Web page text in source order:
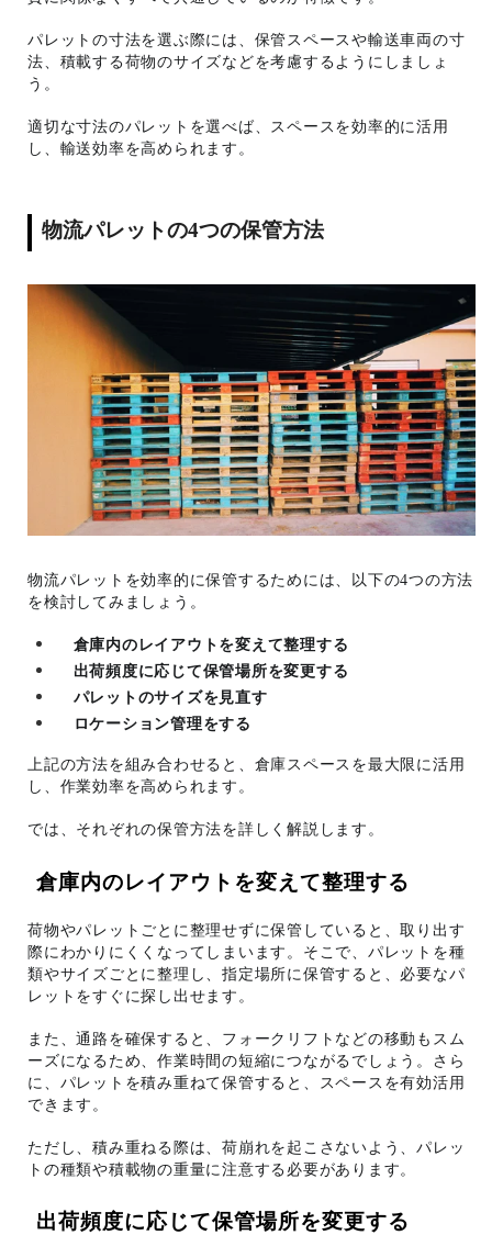
パレットの寸法を選ぶ際には、保管スペースや輸送車両の寸
法、積載する荷物のサイズなどを考慮するようにしましょ
う。
適切な寸法のパレットを選べば、スペースを効率的に活用
し、輸送効率を高められます。
物流パレットの4つの保管方法
物流パレットを効率的に保管するためには、以下の4つの方法
を検討してみましょう。
倉庫内のレイアウトを変えて整理する
出荷頻度に応じて保管場所を変更する
パレットのサイズを見直す
ロケーション管理をする
上記の方法を組み合わせると、倉庫スペースを最大限に活用
し、作業効率を高められます。
では、それぞれの保管方法を詳しく解説します。
倉庫内のレイアウトを変えて整理する
荷物やパレットごとに整理せずに保管していると、取り出す
際にわかりにくくなってしまいます。そこで、パレットを種
類やサイズごとに整理し、指定場所に保管すると、必要なパ
レットをすぐに探し出せます。
また、通路を確保すると、フォークリフトなどの移動もスム
ーズになるため、作業時間の短縮につながるでしょう。さら
に、パレットを積み重ねて保管すると、スペースを有効活用
できます。
ただし、積み重ねる際は、荷崩れを起こさないよう、パレッ
トの種類や積載物の重量に注意する必要があります。
出荷頻度に応じて保管場所を変更する